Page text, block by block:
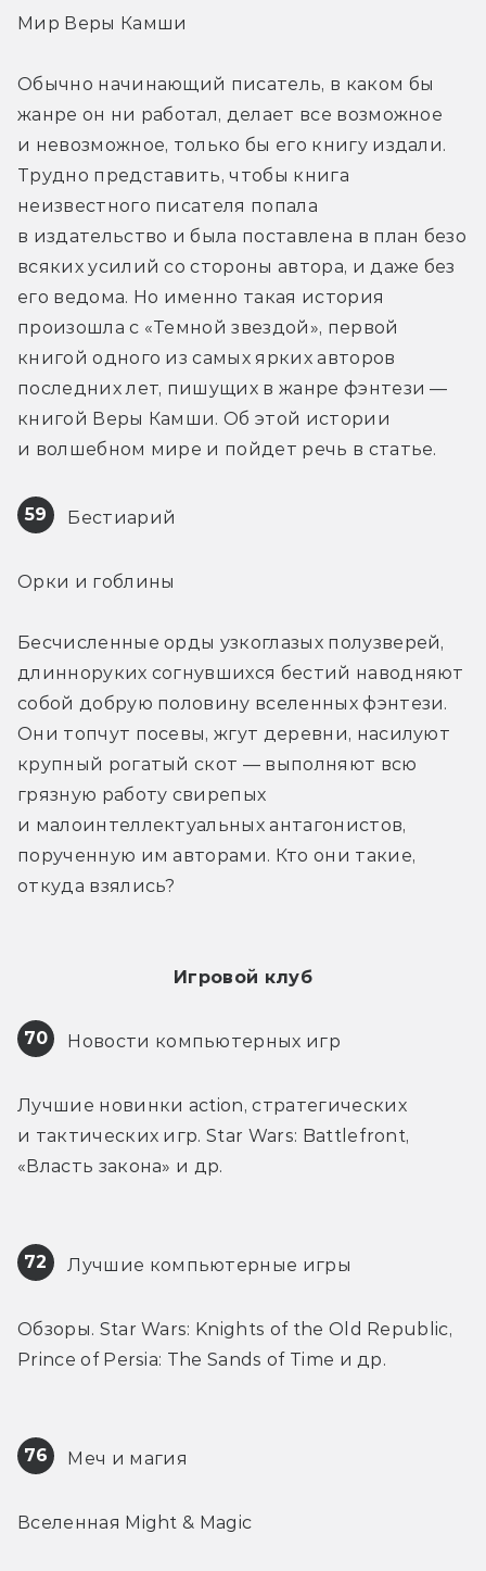
Мир Веры Камши
Обычно начинающий писатель, в каком бы
жанре он ни работал, делает все возможное
и невозможное, только бы его книгу издали.
Трудно представить, чтобы книга
неизвестного писателя попала
в издательство и была поставлена в план безо
всяких усилий со стороны автора, и даже без
его ведома. Но именно такая история
произошла с «Темной звездой», первой
книгой одного из самых ярких авторов
последних лет, пишущих в жанре фэнтези —
книгой Веры Камши. Об этой истории
и волшебном мире и пойдет речь в статье.
59 Бестиарий
Орки и гоблины
Бесчисленные орды узкоглазых полузверей,
длинноруких согнувшихся бестий наводняют
собой добрую половину вселенных фэнтези.
Они топчут посевы, жгут деревни, насилуют
крупный рогатый скот — выполняют всю
грязную работу свирепых
и малоинтеллектуальных антагонистов,
порученную им авторами. Кто они такие,
откуда взялись?
Игровой клуб
70 Новости компьютерных игр
Лучшие новинки action, стратегических
и тактических игр. Star Wars: Battlefront,
«Власть закона» и др.
72 Лучшие компьютерные игры
Обзоры. Star Wars: Knights of the Old Republic,
Prince of Persia: The Sands of Time и др.
76 Меч и магия
Вселенная Might & Magic